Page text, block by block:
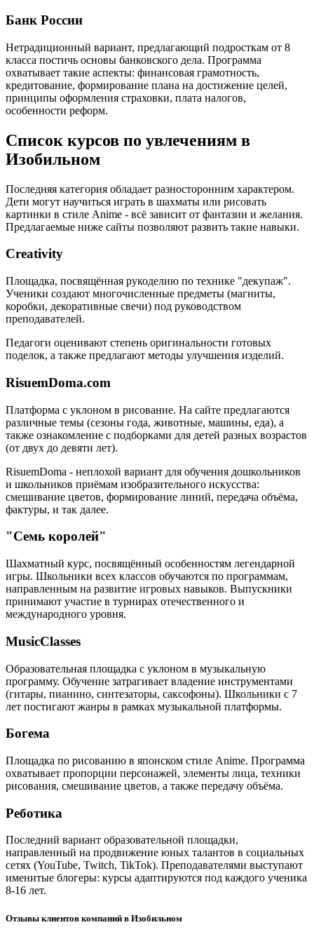
Банк России
Нетрадиционный вариант, предлагающий подросткам от 8
класса постичь основы банковского дела. Программа
охватывает такие аспекты: финансовая грамотность,
кредитование, формирование плана на достижение целей,
принципы оформления страховки, плата налогов,
особенности реформ.
Список курсов по увлечениям в
Изобильном
Последняя категория обладает разносторонним характером.
Дети могут научиться играть в шахматы или рисовать
картинки в стиле Anime - всё зависит от фантазии и желания.
Предлагаемые ниже сайты позволяют развить такие навыки.
Creativity
Площадка, посвящённая рукоделию по технике "декупаж".
Ученики создают многочисленные предметы (магниты,
коробки, декоративные свечи) под руководством
преподавателей.
Педагоги оценивают степень оригинальности готовых
поделок, а также предлагают методы улучшения изделий.
RisuemDoma.com
Платформа с уклоном в рисование. На сайте предлагаются
различные темы (сезоны года, животные, машины, еда), а
также ознакомление с подборками для детей разных возрастов
(от двух до девяти лет).
RisuemDoma - неплохой вариант для обучения дошкольников
и школьников приёмам изобразительного искусства:
смешивание цветов, формирование линий, передача объёма,
фактуры, и так далее.
"Семь королей"
Шахматный курс, посвящённый особенностям легендарной
игры. Школьники всех классов обучаются по программам,
направленным на развитие игровых навыков. Выпускники
принимают участие в турнирах отечественного и
международного уровня.
MusicClasses
Образовательная площадка с уклоном в музыкальную
программу. Обучение затрагивает владение инструментами
(гитары, пианино, синтезаторы, саксофоны). Школьники с 7
лет постигают жанры в рамках музыкальной платформы.
Богема
Площадка по рисованию в японском стиле Anime. Программа
охватывает пропорции персонажей, элементы лица, техники
рисования, смешивание цветов, а также передачу объёма.
Реботика
Последний вариант образовательной площадки,
направленный на продвижение юных талантов в социальных
сетях (YouTube, Twitch, TikTok). Преподавателями выступают
именитые блогеры: курсы адаптируются под каждого ученика
8-16 лет.
Отзывы клиентов компаний в Изобильном